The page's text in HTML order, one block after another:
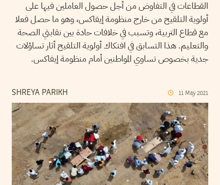
القطاعات في التفاوض من أجل حصول العاملين فيها على
أولوية التلقيح من خارج منظومة إيفاكس، وهو ما حصل فعلا
مع قطاع التربية، وتسبب في خلافات حادة بين نقابتي الصحة
والتعليم. هذا التسابق في افتكاك أولوية التلقيح أثار تساؤلات
جدية بخصوص تساوي المواطنين أمام منظومة إيفاكس.
SHREYA PARIKH 11 May 2021